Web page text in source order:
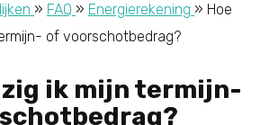
» FAQ » Energierekening » Hoe
of voorschotbedrag?
ik mijn termijn-